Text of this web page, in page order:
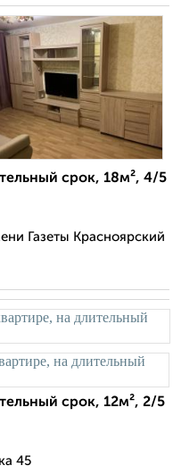
срок, 18м², 4/5
Газеты Красноярский
срок, 12м², 2/5
45